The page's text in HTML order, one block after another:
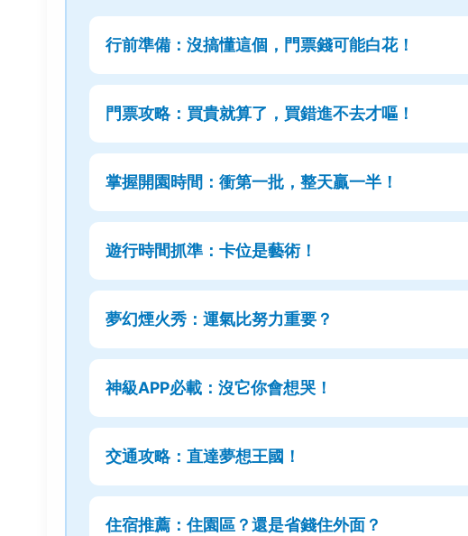
行前準備：沒搞懂這個，門票錢可能白花！
門票攻略：買貴就算了，買錯進不去才嘔！
掌握開園時間：衝第一批，整天贏一半！
遊行時間抓準：卡位是藝術！
夢幻煙火秀：運氣比努力重要？
神級APP必載：沒它你會想哭！
交通攻略：直達夢想王國！
住宿推薦：住園區？還是省錢住外面？